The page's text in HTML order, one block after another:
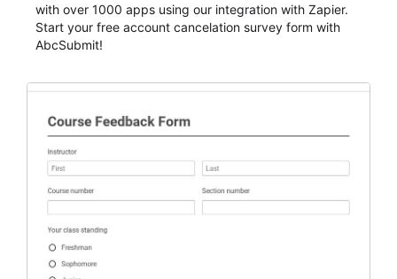
with over 1000 apps using our integration with Zapier.
Start your free account cancelation survey form with
AbcSubmit!